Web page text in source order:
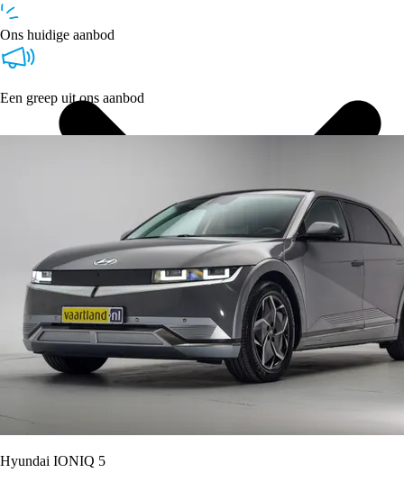
Ons huidige aanbod
Een greep uit ons aanbod
Hyundai IONIQ 5